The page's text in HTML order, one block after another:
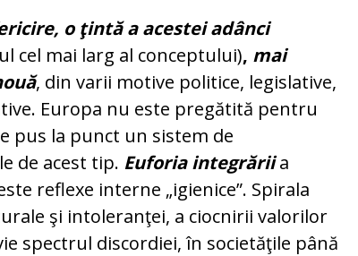
o ţintă a acestei adânci
cel mai larg al conceptului), mai
, din varii motive politice, legislative,
Europa nu este pregătită pentru
pus la punct un sistem de
de acest tip. Euforia integrăriia
reflexe interne „igienice”. Spirala
şi intoleranţei, a ciocnirii valorilor
spectrul discordiei, în societăţile până